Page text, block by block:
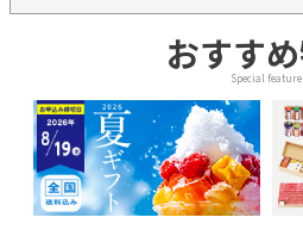
おすす
Special feature